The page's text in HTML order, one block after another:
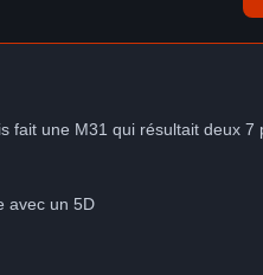
fait une M31 qui résultait deux 7
avec un 5D